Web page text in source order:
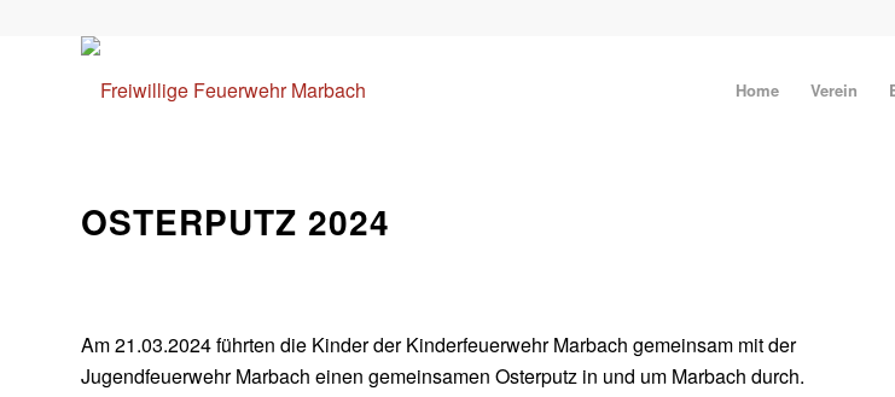
Home Verein
OSTERPUTZ 2024
Am 21.03.2024 führten die Kinder der Kinderfeuerwehr Marbach gemeinsam mit der
Jugendfeuerwehr Marbach einen gemeinsamen Osterputz in und um Marbach durch.